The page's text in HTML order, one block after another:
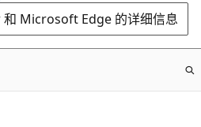
Microsoft Edge 的详细信息